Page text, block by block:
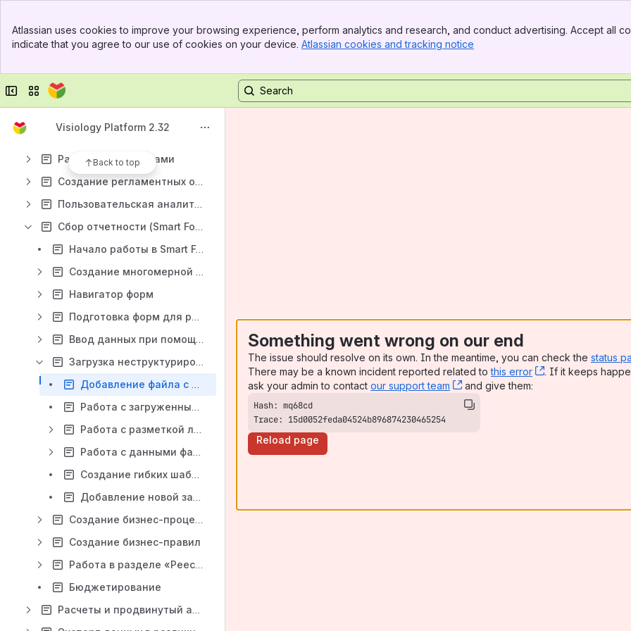
Top Bar
Sidebar
Atlassian uses cookies to improve your browsing experience, perform analytics and research, and conduct advertising. Accept all
indicate that you agree to our use of cookies on your device. Atlassian cookies and tracking notice
Collapse sidebar
Switch sites or apps
Visiology Platform 2.32
Back to top
Работа с порталом
Руководство администратора
Публикация дашбордов
Работа с дашбордами
Создание регламентных отчетов
Пoльзовательская аналитика
Сбор отчетности (Smart Forms)
Начало работы в Smart Forms
Создание многомерной модели данных в Smart Forms
Навигатор форм
Подготовка форм для работы с данными
Ввод данных при помощи форм
Загрузка неструктурированных Excel файлов
Добавление файла с данными
Работа с загруженным файлом
Работа с разметкой листа
Работа с данными файлов
Создание гибких шаблонов
Добавление новой записи справочника через Viloader
Создание бизнес-процессов
Сoздание бизнес-правил
Работа в разделе «Реестровый ввод»
Бюджетирование
Расчеты и продвинутый анализ
Something went wrong on our end
The issue should resolve on its own. In the meantime, you can check the status
There may be a known incident reported related tothis error , (opens new
. If it keeps
ask your admin to contact our support team , (opens new window)
and give them:
Trace: 15d0052feda04524b896874230465254
Reload page